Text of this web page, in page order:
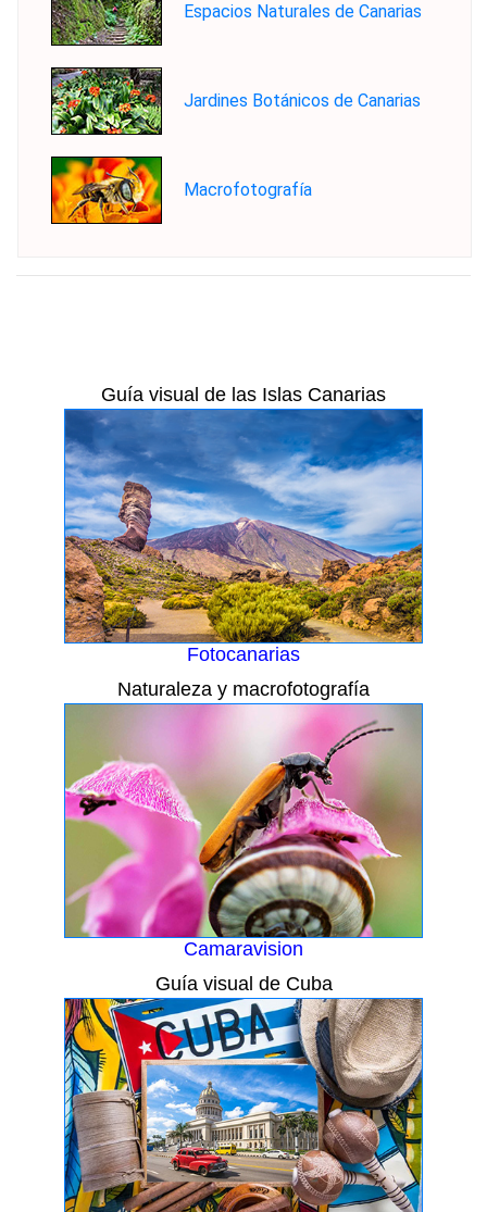
Espacios Naturales de Canarias
Jardines Botánicos de Canarias
Macrofotografía
Guía visual de las Islas Canarias
Fotocanarias
Naturaleza y macrofotografía
Camaravision
Guía visual de Cuba